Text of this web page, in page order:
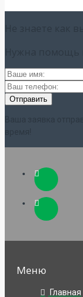
Меню
Главная